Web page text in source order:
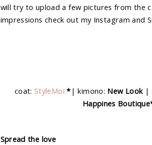
will try to upload a few pictures from the
impressions check out my Instagram and
coat: StyleMoi* | kimono: New Look|
Happines
Spread the love